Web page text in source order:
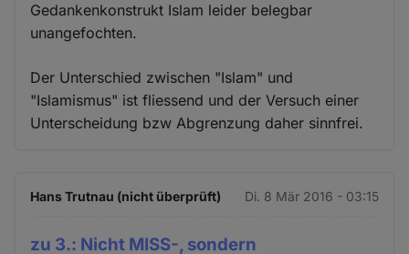
Gedankenkonstrukt Islam leider belegbar
unangefochten.
Der Unterschied zwischen "Islam" und
"Islamismus" ist fliessend und der Versuch einer
Unterscheidung bzw Abgrenzung daher sinnfrei.
Hans Trutnau (nicht überprüft) Di. 8 Mär 2016 - 03:15
zu 3.: Nicht MISS-, sondern